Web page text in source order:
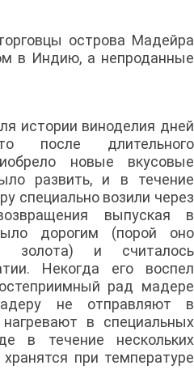
острова Мадейра
в Индию, а непроданные
истории виноделия дней
после длительного
новые вкусовые
развить, и в течение
специально возили через
выпуская в
дорогим (порой оно
золота) и считалось
Некогда его воспел
рад мадере
не отправляют в
в специальных
в течение нескольких
при температуре